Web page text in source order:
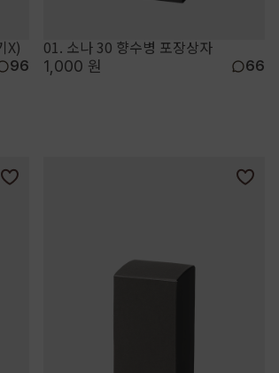
X)
96
01. 소나 30 향수병 포장상자
1,000 원 66